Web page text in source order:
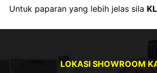
Untuk paparan yang lebih jelas sila
LOKASI SHOWROOM